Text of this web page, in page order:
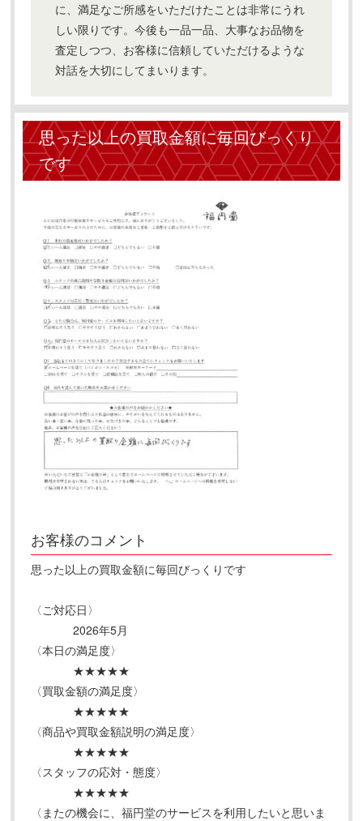
に、満足なご所感をいただけたことは非常にうれ
しい限りです。今後も一品一品、大事なお品物を
査定しつつ、お客様に信頼していただけるような
対話を大切にしてまいります。
思った以上の買取金額に毎回びっくり
です
お客様のコメント
思った以上の買取金額に毎回びっくりです
〈ご対応日〉
2026年5月
〈本日の満足度〉
★★★★★
〈買取金額の満足度〉
★★★★★
〈商品や買取金額説明の満足度〉
★★★★★
〈スタッフの応対・態度〉
★★★★★
〈またの機会に、福円堂のサービスを利用したいと思いま